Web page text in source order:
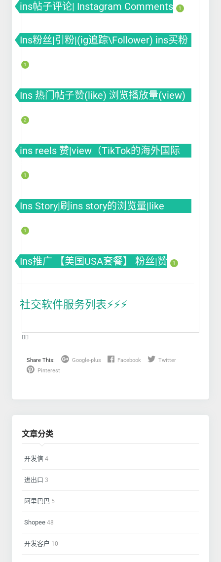
ins帖子评论| Instagram Comments 1
Ins粉丝|引粉|(ig追踪\Follower) ins买粉
1
Ins 热门帖子赞(like) 浏览播放量(view)
曝光(impression)
2
ins reels 赞|view（TikTok的海外国际
版）
1
Ins Story|刷ins story的浏览量|like
赞|impression曝光|投票Poll
1
Ins推广 【美国USA套餐】 粉丝|赞 1
社交软件服务列表⚡️⚡️⚡️
❤️‍🔥
Share This: Google-plus Facebook
Twitter
Pinterest
文章分类
开发信 4
进出口 3
阿里巴巴 5
Shopee 48
开发客户 10